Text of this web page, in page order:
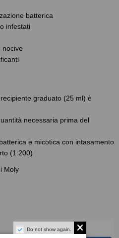
batterica
infestati
nocive
graduato (25 ml) è
necessaria prima del
e micotica con intasamento
(1:200)
Moly
Do not show again.